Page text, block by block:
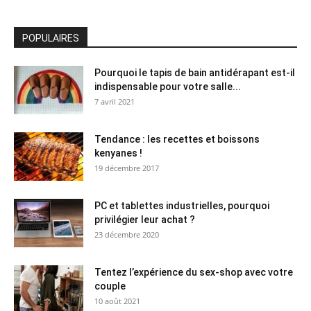
POPULAIRES
Pourquoi le tapis de bain antidérapant est-il
indispensable pour votre salle...
7 avril 2021
Tendance : les recettes et boissons
kenyanes !
19 décembre 2017
PC et tablettes industrielles, pourquoi
privilégier leur achat ?
23 décembre 2020
Tentez l’expérience du sex-shop avec votre
couple
10 août 2021